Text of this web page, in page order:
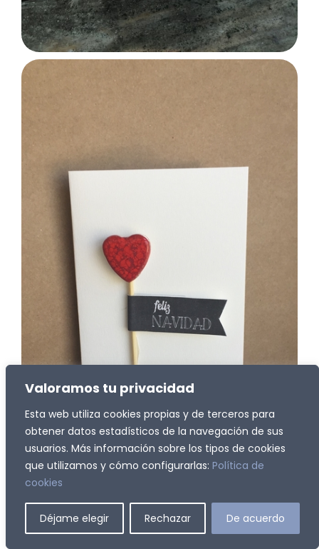
Valoramos tu privacidad
Esta web utiliza cookies propias y de terceros para
obtener datos estadísticos de la navegación de sus
usuarios. Más información sobre los tipos de cookies
que utilizamos y cómo configurarlas: Política de
cookies
Déjame elegir Rechazar De acuerdo